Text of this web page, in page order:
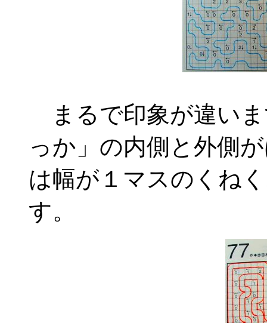
まるで印象が違い
っか」の内側と外側
は幅が１マスのくね
す。